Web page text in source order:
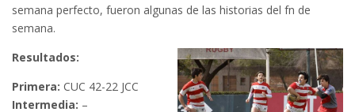
semana perfecto, fueron algunas de las historias del fn de
semana.
Resultados:
Primera: CUC 42-22 JCC
Intermedia: –